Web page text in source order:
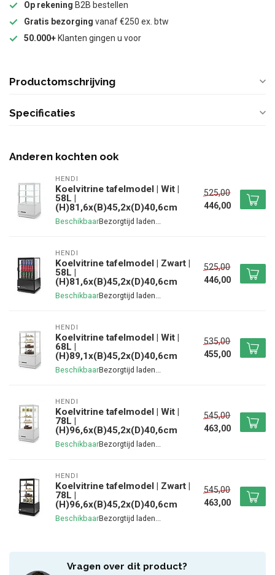
Op rekening B2B bestellen
Gratis bezorging vanaf €250 ex. btw
50.000+ Klanten gingen u voor
Productomschrijving
Specificaties
Anderen kochten ook
HENDI
Koelvitrine tafelmodel | Wit |
58L |
(H)81,6x(B)45,2x(D)40,6cm
Beschikbaar
525,00
446,00
HENDI
Koelvitrine tafelmodel | Zwart |
58L |
(H)81,6x(B)45,2x(D)40,6cm
Beschikbaar
525,00
446,00
HENDI
Koelvitrine tafelmodel | Wit |
68L |
(H)89,1x(B)45,2x(D)40,6cm
Beschikbaar
535,00
455,00
HENDI
Koelvitrine tafelmodel | Wit |
78L |
(H)96,6x(B)45,2x(D)40,6cm
Beschikbaar
545,00
463,00
HENDI
Koelvitrine tafelmodel | Zwart |
78L |
(H)96,6x(B)45,2x(D)40,6cm
Beschikbaar
545,00
463,00
Vragen over dit product?